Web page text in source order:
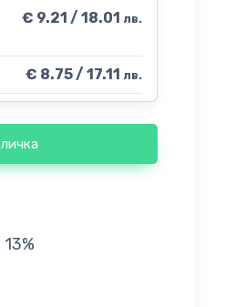
€ 9.21 / 18.01 лв.
€ 8.75 / 17.11 лв.
13%